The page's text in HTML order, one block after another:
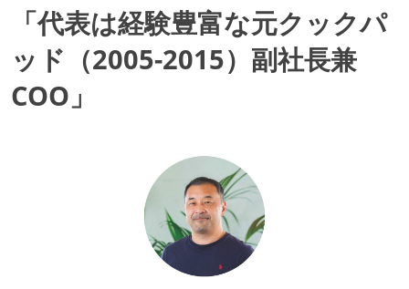
「代表は経験豊富な元クックパ
ッド（2005-2015）副社長兼
COO」